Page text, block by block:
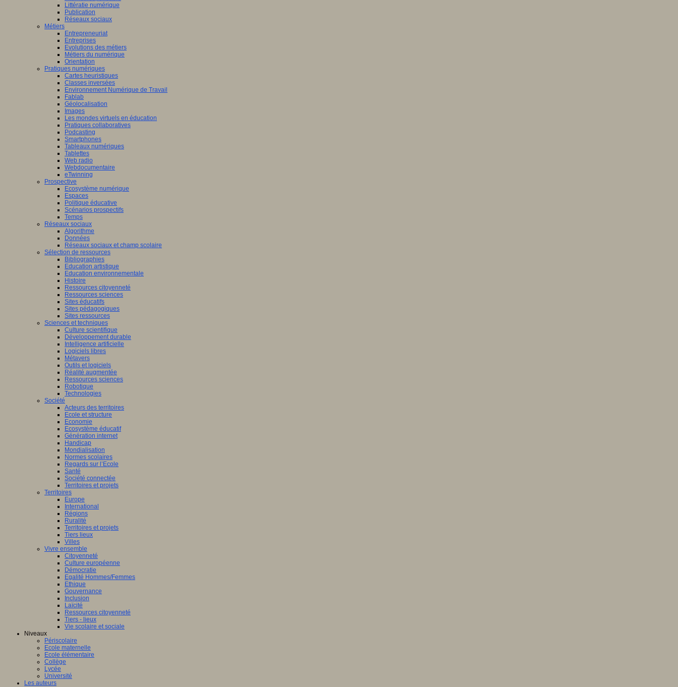
Littératie numérique
Publication
Réseaux sociaux
Métiers
Entrepreneuriat
Entreprises
Evolutions des métiers
Métiers du numérique
Orientation
Pratiques numériques
Cartes heuristiques
Classes inversées
Environnement Numérique de Travail
Fablab
Géolocalisation
Images
Les mondes virtuels en éducation
Pratiques collaboratives
Podcasting
Smartphones
Tableaux numériques
Tablettes
Web radio
Webdocumentaire
eTwinning
Prospective
Ecosystème numérique
Espaces
Politique éducative
Scénarios prospectifs
Temps
Réseaux sociaux
Algorithme
Données
Réseaux sociaux et champ scolaire
Sélection de ressources
Bibliographies
Education artistique
Education environnementale
Histoire
Ressources citoyenneté
Ressources sciences
Sites éducatifs
Sites pédagogiques
Sites ressources
Sciences et techniques
Culture scientifique
Développement durable
Intelligence artificielle
Logiciels libres
Métavers
Outils et logiciels
Réalité augmentée
Ressources sciences
Robotique
Technologies
Société
Acteurs des territoires
Ecole et structure
Economie
Ecosystème éducatif
Génération internet
Handicap
Mondialisation
Normes scolaires
Regards sur l’Ecole
Santé
Société connectée
Territoires et projets
Territoires
Europe
International
Régions
Ruralité
Territoires et projets
Tiers lieux
Villes
Vivre ensemble
Citoyenneté
Culture européenne
Démocratie
Egalité Hommes/Femmes
Ethique
Gouvernance
Inclusion
Laïcité
Ressources citoyenneté
Tiers - lieux
Vie scolaire et sociale
Niveaux
Périscolaire
Ecole maternelle
Ecole élémentaire
Collège
Lycée
Université
Les auteurs